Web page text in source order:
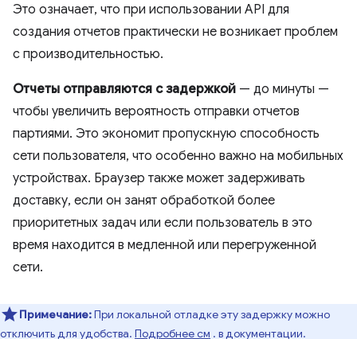
Это означает, что при использовании API для
создания отчетов практически не возникает проблем
с производительностью.
Отчеты отправляются с задержкой — до минуты —
чтобы увеличить вероятность отправки отчетов
партиями. Это экономит пропускную способность
сети пользователя, что особенно важно на мобильных
устройствах. Браузер также может задерживать
доставку, если он занят обработкой более
приоритетных задач или если пользователь в это
время находится в медленной или перегруженной
сети.
Примечание:При локальной отладке эту задержку можно
отключить для удобства. Подробнее см . в документации.